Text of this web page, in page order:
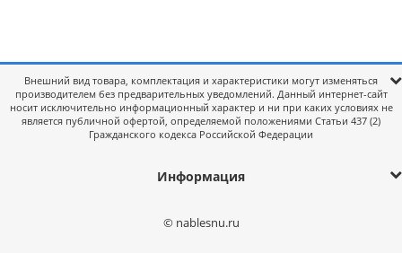
Внешний вид товара, комплектация и характеристики могут изменяться
производителем без предварительных уведомлений. Данный интернет-сайт
носит исключительно информационный характер и ни при каких условиях не
является публичной офертой, определяемой положениями Статьи 437 (2)
Гражданского кодекса Российской Федерации
Информация
© nablesnu.ru